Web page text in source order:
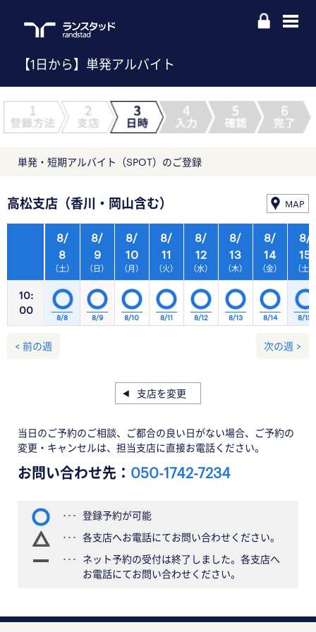
【1日から】単発アルバイト
単発・短期アルバイト（SPOT）のご登録
高松支店（香川・岡山含む） MAP
10:
00
8/
8
（土）
8/
9
（日）
8/
10
（月）
8/
11
（火）
8/
12
（水）
8/
13
（木）
8/
14
（金）
8/8 8/9 8/10 8/11 8/12 8/13 8/14
8/
15
（土）
8/15
< 前の週 次の週 >
支店を変更
当日のご予約のご相談、ご都合の良い日がない場合、ご予約の
変更・キャンセルは、担当支店に直接お電話ください。
お問い合わせ先： 050-1742-7234
登録予約が可能
各支店へお電話にてお問い合わせください。
ネット予約の受付は終了しました。各支店へ
お電話にてお問い合わせください。